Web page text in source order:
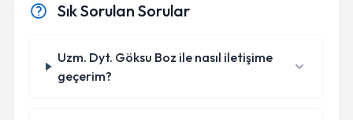
Sık Sorulan Sorular
Uzm. Dyt. Göksu Boz ile nasıl iletişime
geçerim?